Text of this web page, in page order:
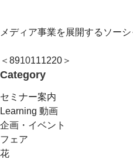
メディア事業を展開するソー
＜ 8910111220 ＞
Category
セミナー案内
Learning 動画
企画・イベント
フェア
花